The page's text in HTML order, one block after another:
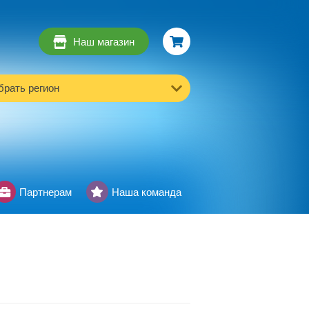
Наш магазин
регион
Партнерам Наша команда